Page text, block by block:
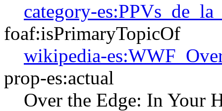
category-
foaf:isPrimaryTopicOf
wikipedia-
prop-es:actual
Over the Edge: In Your